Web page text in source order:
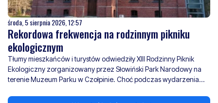
środa, 5 sierpnia 2026, 12:57
Rekordowa frekwencja na rodzinnym pikniku
ekologicznym
Tłumy mieszkańców i turystów odwiedziły XIII Rodzinny Piknik
Ekologiczny zorganizowany przez Słowiński Park Narodowy na
terenie Muzeum Parku w Czołpinie. Choć podczas wydarzenia